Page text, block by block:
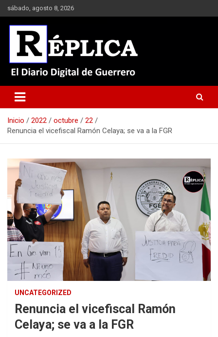
Saltar
al
contenido
sábado, agosto 8, 2026
Réplica
Inicio 2022 octubre
22
Renuncia el vicefiscal Ramón Celaya; se va a la FGR
UNCATEGORIZED
Renuncia el vicefiscal Ramón
Celaya; se va a la FGR